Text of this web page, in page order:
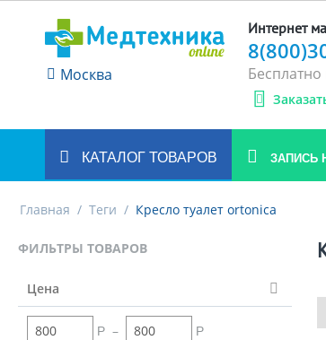
Москва
Интернет
КАТАЛОГ ТОВАРОВ ЗАПИСЬ
Главная / Теги / Кресло туалет ortonica
ФИЛЬТРЫ ТОВАРОВ
Цена
Р – Р